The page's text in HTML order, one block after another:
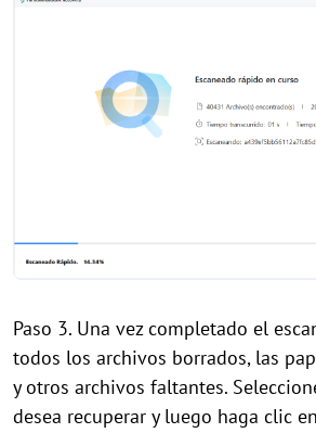
Paso 3. Una vez completado el
todos los archivos borrados, las
y otros archivos faltantes.
desea recuperar y luego haga clic